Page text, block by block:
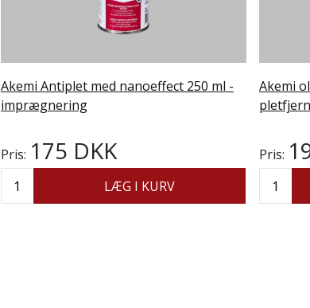
Akemi Antiplet med nanoeffect 250 ml -
imprægnering
Pris: 175 DKK
LÆG I KURV
Akemi
Pris: